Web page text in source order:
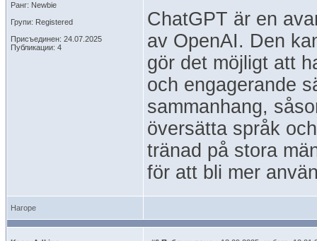
Ранг: Newbie
Групи: Registered
Присъединен: 24.07.2025
Публикации: 4
ChatGPT är en
av OpenAI. Den
gör det möjligt att
och engagerande
sammanhang,
översätta språk
tränad på stora
för att bli mer
Нагоре